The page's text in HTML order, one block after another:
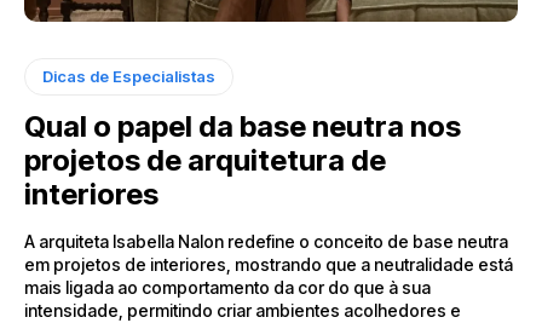
Dicas de Especialistas
Qual o papel da base neutra nos
projetos de arquitetura de
interiores
A arquiteta Isabella Nalon redefine o conceito de base neutra
em projetos de interiores, mostrando que a neutralidade está
mais ligada ao comportamento da cor do que à sua
intensidade, permitindo criar ambientes acolhedores e